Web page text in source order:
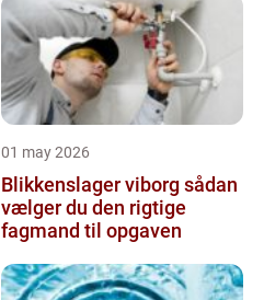
01 may 2026
Blikkenslager viborg sådan
vælger du den rigtige
fagmand til opgaven